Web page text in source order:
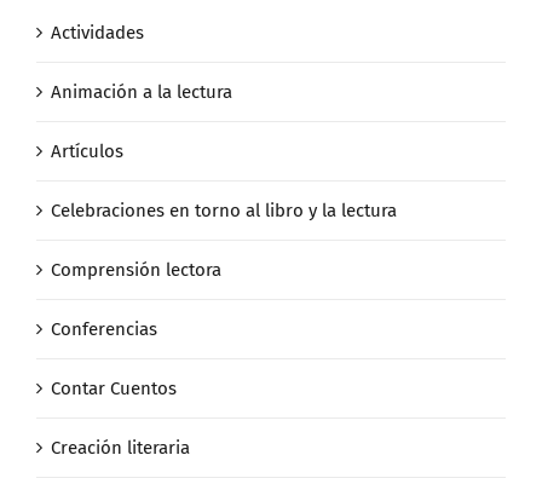
Actividades
Animación a la lectura
Artículos
Celebraciones en torno al libro y la lectura
Comprensión lectora
Conferencias
Contar Cuentos
Creación literaria